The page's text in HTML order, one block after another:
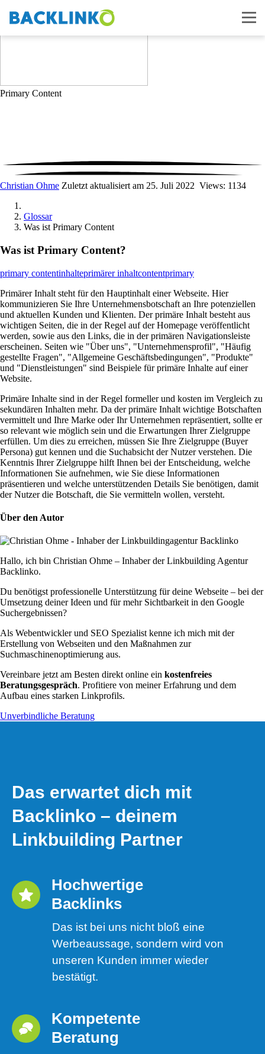
Primary Content
Christian Ohme Zuletzt aktualisiert am 25. Juli 2022 Views: 1134
Glossar
Was ist Primary Content
Was ist Primary Content?
primary contentinhalteprimärer inhaltcontentprimary
Primärer Inhalt steht für den Hauptinhalt einer Webseite. Hier
kommunizieren Sie Ihre Unternehmensbotschaft an Ihre potenziellen
und aktuellen Kunden und Klienten. Der primäre Inhalt besteht aus
wichtigen Seiten, die in der Regel auf der Homepage veröffentlicht
werden, sowie aus den Links, die in der primären Navigationsleiste
erscheinen. Seiten wie "Über uns", "Unternehmensprofil", "Häufig
gestellte Fragen", "Allgemeine Geschäftsbedingungen", "Produkte"
und "Dienstleistungen" sind Beispiele für primäre Inhalte auf einer
Website.
Primäre Inhalte sind in der Regel formeller und kosten im Vergleich zu
sekundären Inhalten mehr. Da der primäre Inhalt wichtige Botschaften
vermittelt und Ihre Marke oder Ihr Unternehmen repräsentiert, sollte er
so relevant wie möglich sein und die Erwartungen Ihrer Zielgruppe
erfüllen. Um dies zu erreichen, müssen Sie Ihre Zielgruppe (Buyer
Persona) gut kennen und die Suchabsicht der Nutzer verstehen. Die
Kenntnis Ihrer Zielgruppe hilft Ihnen bei der Entscheidung, welche
Informationen Sie aufnehmen, wie Sie diese Informationen
präsentieren und welche unterstützenden Details Sie benötigen, damit
der Nutzer die Botschaft, die Sie vermitteln wollen, versteht.
Über den Autor
Hallo, ich bin Christian Ohme – Inhaber der Linkbuilding Agentur
Backlinko.
Du benötigst professionelle Unterstützung für deine Webseite – bei der
Umsetzung deiner Ideen und für mehr Sichtbarkeit in den Google
Suchergebnissen?
Als Webentwickler und SEO Spezialist kenne ich mich mit der
Erstellung von Webseiten und den Maßnahmen zur
Suchmaschinenoptimierung aus.
Vereinbare jetzt am Besten direkt online ein kostenfreies
Beratungsgespräch. Profitiere von meiner Erfahrung und dem
Aufbau eines starken Linkprofils.
Unverbindliche Beratung
Das erwartet dich mit
Backlinko – deinem
Linkbuilding Partner
Hochwertige
Backlinks
Das ist bei uns nicht bloß eine
Werbeaussage, sondern wird von
unseren Kunden immer wieder
bestätigt.
Kompetente
Beratung